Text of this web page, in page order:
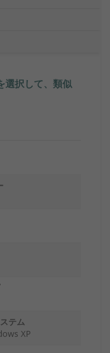
選択して、類似
テム
XP